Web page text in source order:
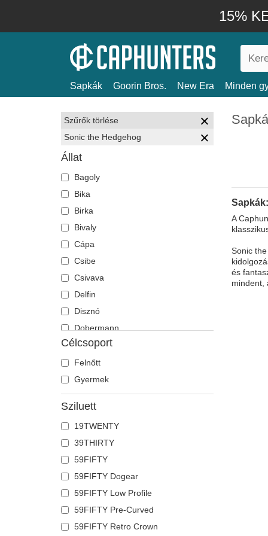
15%
Sapkák Goorin Bros. New Era Minden
Szűrők törlése
Sonic the Hedgehog
Állat
Bagoly
Bika
Birka
Bivaly
Cápa
Csibe
Csivava
Delfin
Disznó
Dobermann
Egér
Egyszarvú
Farkas
Flamingó
Fóka
Főnix
Francia bulldog
Galamb
Gepárd
Gyík
Hangya
Holló
Célcsoport
Felnőtt
Gyermek
Sziluett
19TWENTY
39THIRTY
59FIFTY
59FIFTY Dogear
59FIFTY Low Profile
59FIFTY Pre-Curved
59FIFTY Retro Crown
A
Sonic
és
mindent,